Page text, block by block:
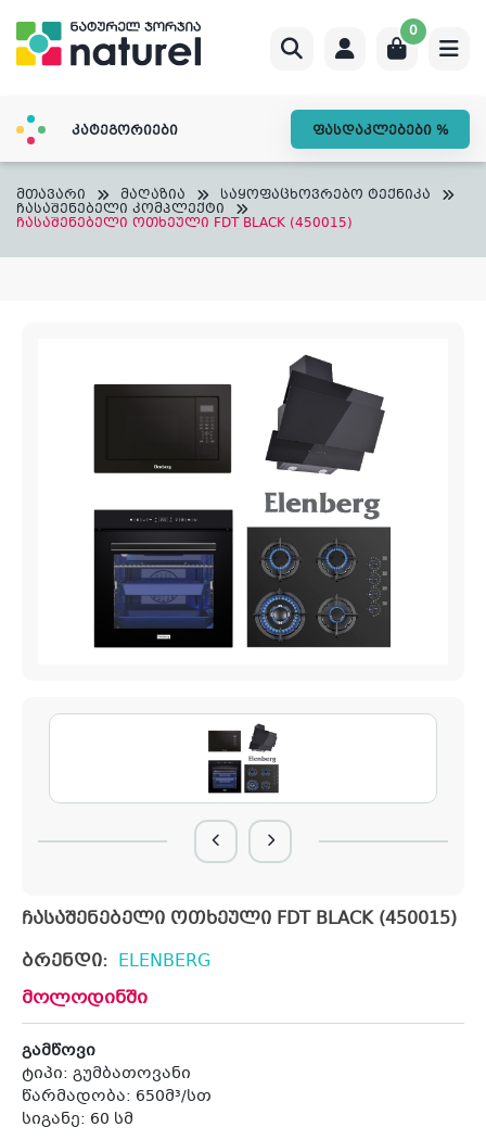
content
0
კატეგორიები ფასდაკლებები %
მთავარი მაღაზია საყოფაცხოვრებო ტექნიკა
ჩასაშენებელი კომპლექტი
ჩასაშენებელი ოთხეული FDT BLACK (450015)
ჩასაშენებელი ოთხეული FDT BLACK (450015)
ბრენდი: ELENBERG
მოლოდინში
გამწოვი
ტიპი: გუმბათოვანი
წარმადობა: 650მ³/სთ
სიგანე: 60 სმ